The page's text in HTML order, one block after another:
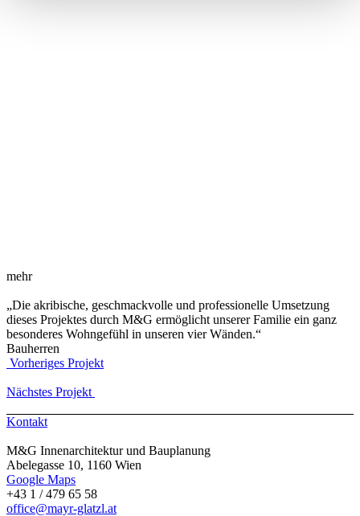
mehr
„Die akribische, geschmackvolle und professionelle Umsetzung
dieses Projektes durch M&G ermöglicht unserer Familie ein ganz
besonderes Wohngefühl in unseren vier Wänden.“
Bauherren
Vorheriges Projekt
Nächstes Projekt
Kontakt
M&G Innenarchitektur und Bauplanung
Abelegasse 10, 1160 Wien
Google Maps
+43 1 / 479 65 58
office@mayr-glatzl.at